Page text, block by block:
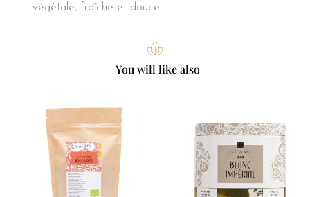
végétale, fraîche et douce.
You will like also